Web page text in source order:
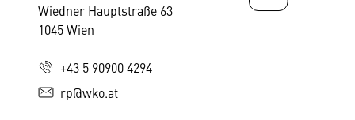
Wiedner Hauptstraße 63
1045 Wien
+43 5 90900 4294
rp@wko.at